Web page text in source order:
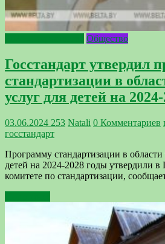
Общество
Госстандарт утвердил
стандартизации в
услуг для детей на
03.06.2024 253 Natali 0 Комментариев
госстандарт
Программу стандартизации в области
детей на 2024-2028 годы утвердили в
комитете по стандартизации,